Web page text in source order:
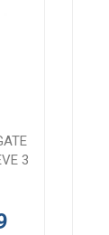
3